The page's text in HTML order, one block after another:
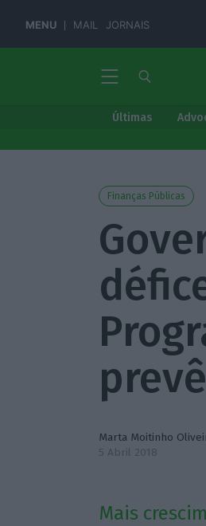
MENU MAIL JORNAIS
Últimas
Finanças Públicas
Marta Moitinho
5 Abril 2018
Mais